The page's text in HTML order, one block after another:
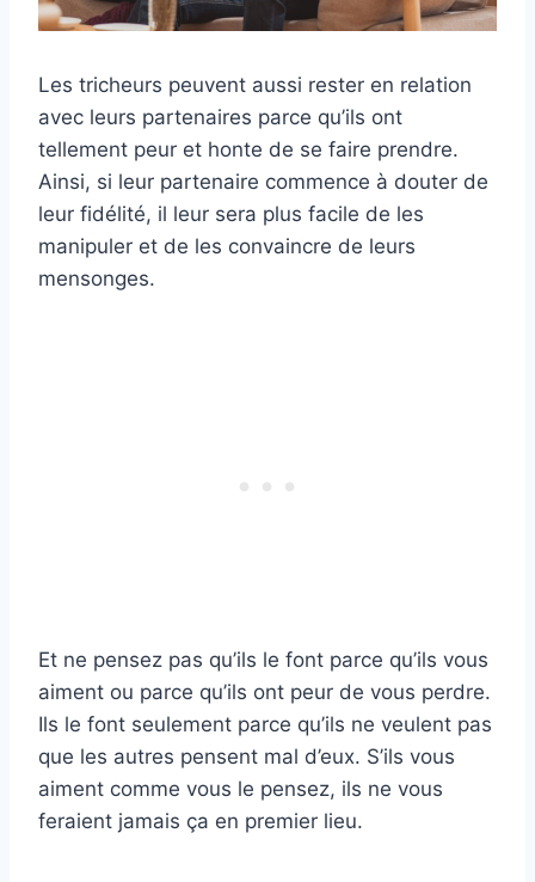
Les tricheurs peuvent aussi rester en relation
avec leurs partenaires parce qu’ils ont
tellement peur et honte de se faire prendre.
Ainsi, si leur partenaire commence à douter de
leur fidélité, il leur sera plus facile de les
manipuler et de les convaincre de leurs
mensonges.
Et ne pensez pas qu’ils le font parce qu’ils vous
aiment ou parce qu’ils ont peur de vous perdre.
Ils le font seulement parce qu’ils ne veulent pas
que les autres pensent mal d’eux. S’ils vous
aiment comme vous le pensez, ils ne vous
feraient jamais ça en premier lieu.